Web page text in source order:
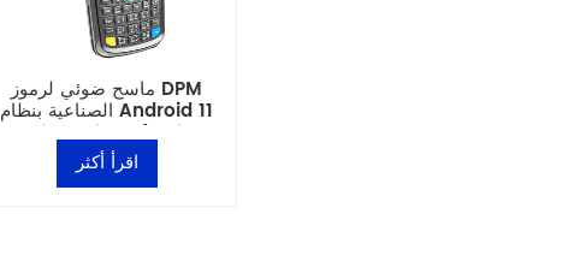
ماسح ضوئي لرموز DPM
الصناعية بنظام Android 11
مقاس 4 بوصات مع لوحة
مفاتيح
اقرأ أكثر